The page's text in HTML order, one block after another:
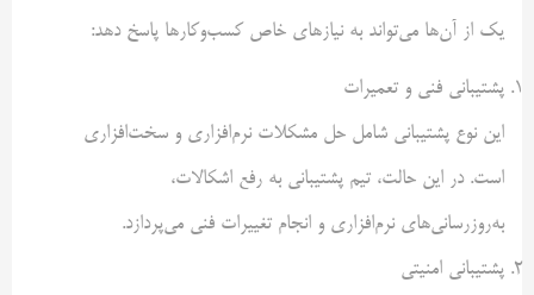
یک از آن‌ها می‌تواند به نیازهای خاص کسب‌وکارها پاسخ دهد:
پشتیبانی فنی و تعمیرات
این نوع پشتیبانی شامل حل مشکلات نرم‌افزاری و سخت‌افزاری
است. در این حالت، تیم پشتیبانی به رفع اشکالات،
به‌روزرسانی‌های نرم‌افزاری و انجام تغییرات فنی می‌پردازد.
پشتیبانی امنیتی